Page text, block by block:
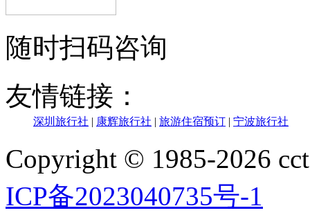
随时扫码咨询
友情链接：
深圳旅行社 | 康辉旅行社 | 旅游住宿预订 | 宁波旅行社
Copyright © 1985-2026
ICP备2023040735号-1